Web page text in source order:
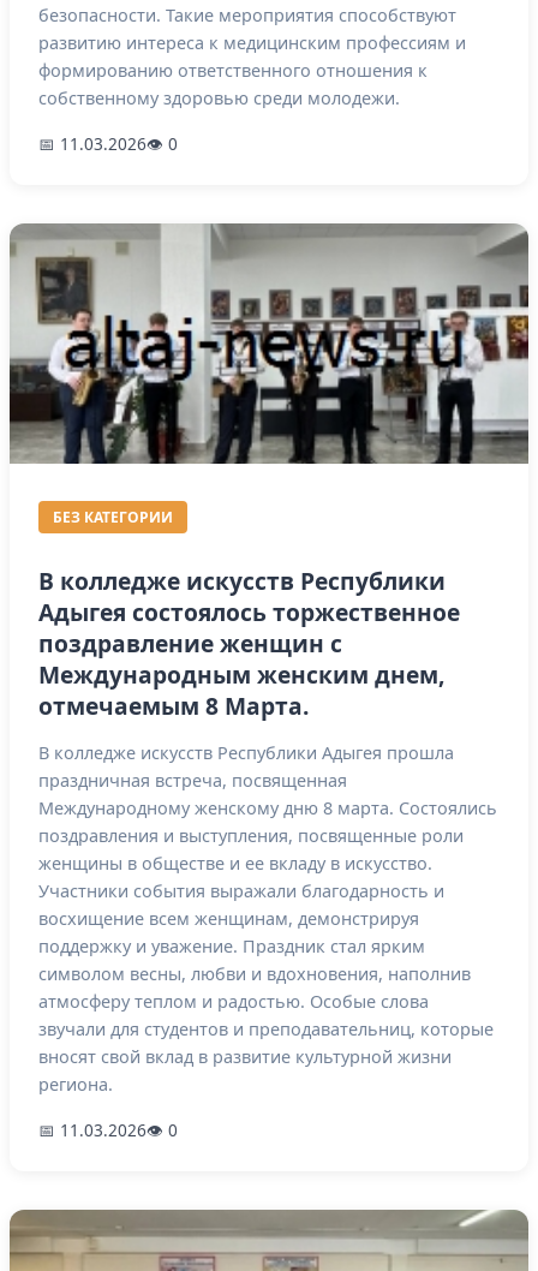
безопасности. Такие мероприятия способствуют
развитию интереса к медицинским профессиям и
формированию ответственного отношения к
собственному здоровью среди молодежи.
📅 11.03.2026👁 0
БЕЗ КАТЕГОРИИ
В колледже искусств Республики
Адыгея состоялось торжественное
поздравление женщин с
Международным женским днем,
отмечаемым 8 Марта.
В колледже искусств Республики Адыгея прошла
праздничная встреча, посвященная
Международному женскому дню 8 марта. Состоялись
поздравления и выступления, посвященные роли
женщины в обществе и ее вкладу в искусство.
Участники события выражали благодарность и
восхищение всем женщинам, демонстрируя
поддержку и уважение. Праздник стал ярким
символом весны, любви и вдохновения, наполнив
атмосферу теплом и радостью. Особые слова
звучали для студентов и преподавательниц, которые
вносят свой вклад в развитие культурной жизни
региона.
📅 11.03.2026👁 0